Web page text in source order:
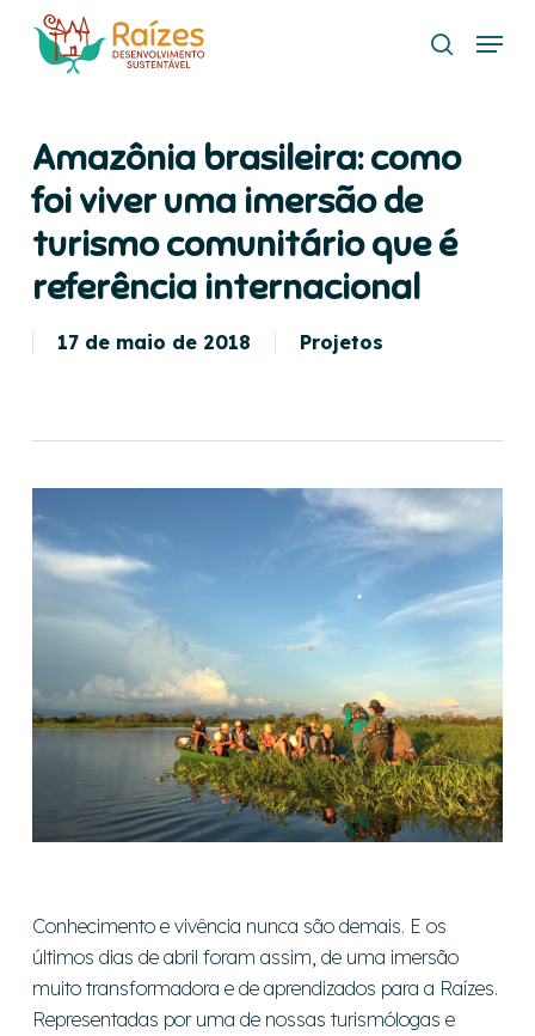
search
Menu
Amazônia brasileira: como
foi viver uma imersão de
turismo comunitário que é
referência internacional
17 de maio de 2018 Projetos
Conhecimento e vivência nunca são demais. E os
últimos dias de abril foram assim, de uma imersão
muito transformadora e de aprendizados para a Raízes.
Representadas por uma de nossas turismólogas e